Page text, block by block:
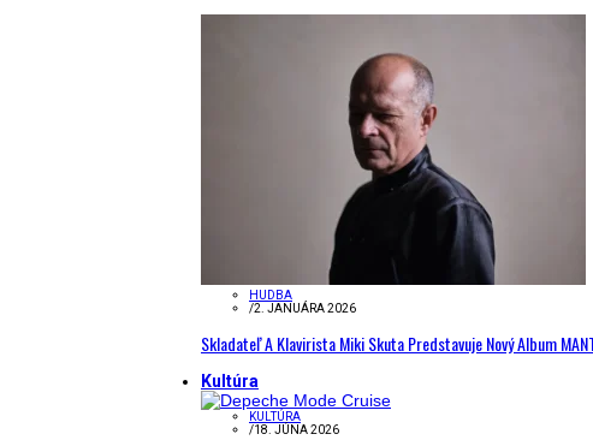
HUDBA
/2. JANUÁRA 2026
Skladateľ A Klavirista Miki Skuta Predstavuje Nový Album
Kultúra
KULTÚRA
/18. JÚNA 2026